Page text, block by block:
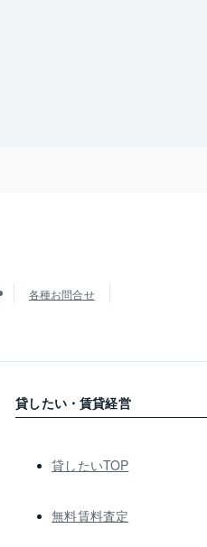
各種お問合せ
貸したい・賃貸経営
貸したいTOP
無料賃料査定